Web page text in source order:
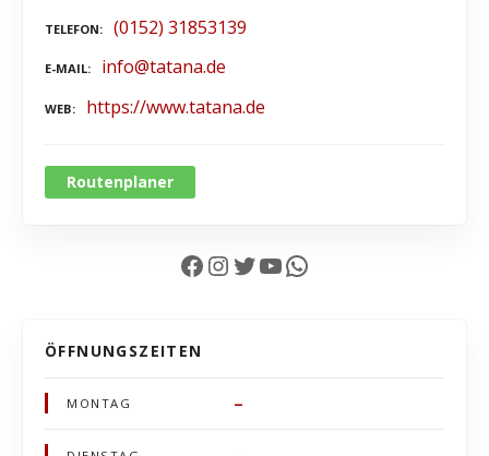
TELEFON (0152) 31853139
E-MAIL info@tatana.de
WEB https://www.tatana.de
Routenplaner
Facebook InstagramTwitter YouTube WhatsApp
ÖFFNUNGSZEITEN
MONTAG –